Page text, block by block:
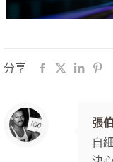
分享
張
自